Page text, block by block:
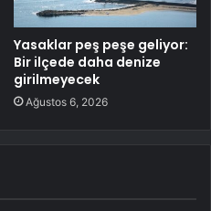
Yasaklar peş peşe geliyor:
Bir ilçede daha denize
girilmeyecek
Ağustos 6, 2026